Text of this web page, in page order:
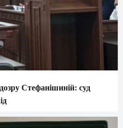
Стефанішиній: суд